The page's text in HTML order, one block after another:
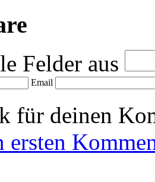
Felder aus
Email
für deinen
ersten